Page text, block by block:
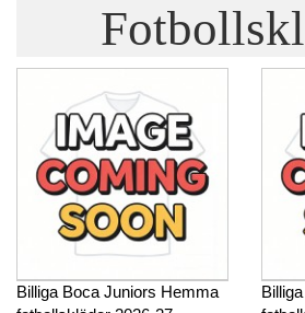
Billiga Boca Juniors Hemma